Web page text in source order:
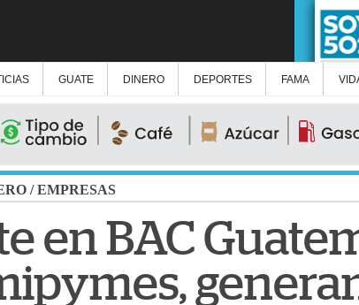
GUATE DINERO DEPORTES FAMA
/EMPRESAS
en BAC